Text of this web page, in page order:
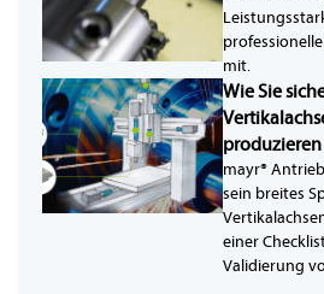
mit.
Wie Sie
produzieren
mayr®
sein breites
einer
Validierung